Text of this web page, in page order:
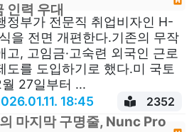
인력 우대
정부가 전문직 취업비자인 H-
을 전면 개편한다.기존의 무작
고, 고임금·고숙련 외국인 근로
도를 도입하기로 했다.미 국토
27일부터 ...
18:45 2352
마지막 구명줄, Nunc Pro